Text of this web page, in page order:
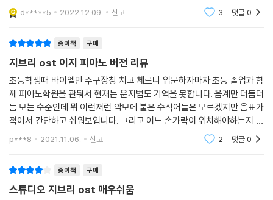
이 되어서 좋습니다.오늘도 미국사는 학생이 한국 들른다기에 이 책 사가
지고 가라고 하려고
d*****5 2022.12.09. 신고 3 댓글0
종이책 구매
지브리 ost 이지 피아노 버전 리뷰
초등학생때 바이엘만 주구장창 치고 체르니 입문하자마자 초등 졸업과 함
께 피아노학원을 관둬서 현재는 운지법도 기억을 못합니다. 음계만 더듬더
듬 보는 수준인데 뭐 이런저런 악보에 붙은 수식어들은 모르겠지만 음표가
적어서 간단하고 쉬워보입니다. 그리고 어느 손가락이 위치해야하는지 나
와있어서 마음에 듭니다. 디즈니 악보와 고민하다 지브리가 좀 더 익숙하
고 좋아하는 곡들
p***8 2021.11.06. 신고 2 댓글0
종이책 구매
스튜디오 지브리 ost 매우쉬움